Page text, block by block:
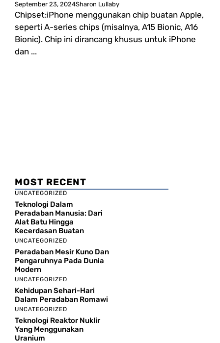
September 23, 2024Sharon Lullaby
Chipset:iPhone menggunakan chip buatan Apple,
seperti A-series chips (misalnya, A15 Bionic, A16
Bionic). Chip ini dirancang khusus untuk iPhone
dan ...
MOST RECENT
UNCATEGORIZED
Teknologi Dalam
Peradaban Manusia: Dari
Alat Batu Hingga
Kecerdasan Buatan
UNCATEGORIZED
Peradaban Mesir Kuno Dan
Pengaruhnya Pada Dunia
Modern
UNCATEGORIZED
Kehidupan Sehari-Hari
Dalam Peradaban Romawi
UNCATEGORIZED
Teknologi Reaktor Nuklir
Yang Menggunakan
Uranium